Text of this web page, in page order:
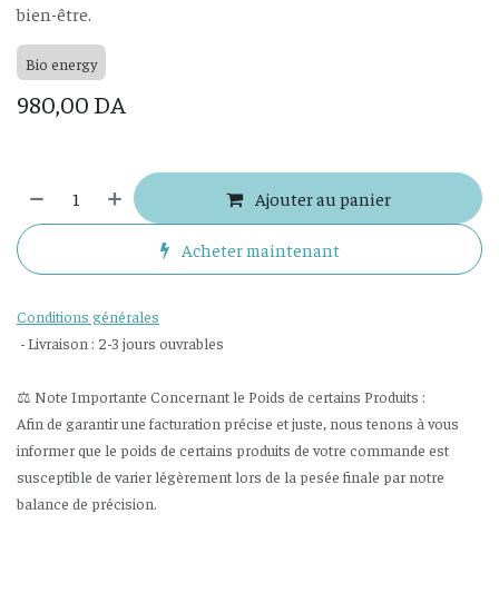
bien-être.
Bio energy
980,00 DA
Ajouter au panier
Acheter maintenant
Conditions générales
- Livraison : 2-3 jours ouvrables
⚖️ Note Importante Concernant le Poids de certains Produits :
Afin de garantir une facturation précise et juste, nous tenons à vous
informer que le poids de certains produits de votre commande est
susceptible de varier légèrement lors de la pesée finale par notre
balance de précision.